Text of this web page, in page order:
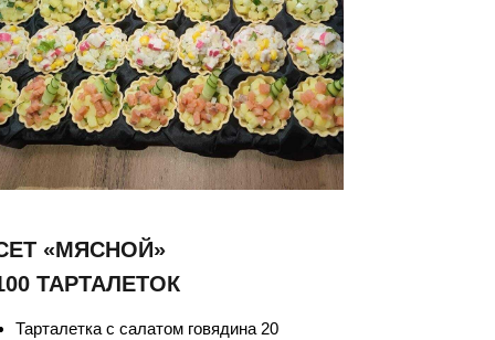
«МЯСНОЙ»
ТАРТАЛЕТОК
Тарталетка с салатом говядина 20